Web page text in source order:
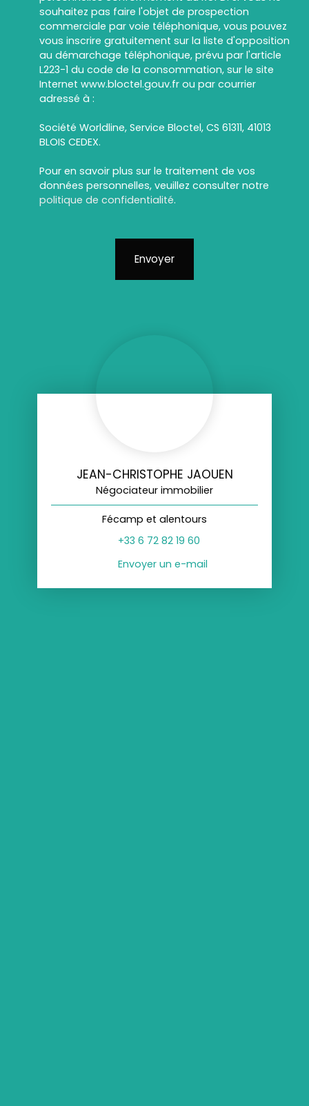
souhaitez pas faire l'objet de prospection
commerciale par voie téléphonique, vous pouvez
vous inscrire gratuitement sur la liste d'opposition
au démarchage téléphonique, prévu par l'article
L223-1 du code de la consommation, sur le site
Internet www.bloctel.gouv.fr ou par courrier
adressé à :
Société Worldline, Service Bloctel, CS 61311, 41013
BLOIS CEDEX.
Pour en savoir plus sur le traitement de vos
données personnelles, veuillez consulter notre
politique de confidentialité.
Envoyer
JEAN-CHRISTOPHE JAOUEN
Négociateur immobilier
Fécamp et alentours
+33 6 72 82 19 60
Envoyer un e-mail